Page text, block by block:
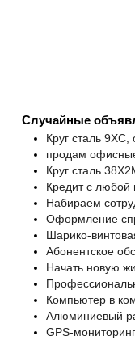
Случайные
Круг сталь 9ХС,
продам
Круг сталь
Кредит с любой
Нaбирaем
Оформление
Шарико-
Абонентское
Начать новую
Компьютер в
Алюминиевый
GPS-мониторинг